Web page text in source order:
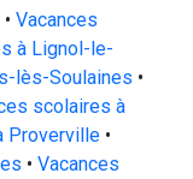
• Vacances
à Lignol-le-
lès-Soulaines •
scolaires à
Proverville •
• Vacances